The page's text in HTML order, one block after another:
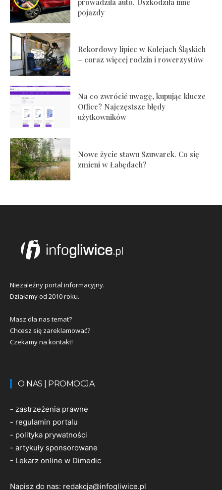
prowadziła auto. Uszkodziła inne
pojazdy
Rekordowy lipiec w Kolejach Śląskich
– coraz więcej rodzin i rowerzystów
Na co zwrócić uwagę, kupując klucze
Office? Najczęstsze błędy
użytkowników
Nowe życie stawu Szuwarek. Co się
zmieni w Łabędach?
Niezależny portal informacyjny.
Działamy od 2010 roku.
Masz dla nas temat?
Chcesz się zareklamować?
Czekamy na kontakt!
O NAS | PROMOCJA
- zastrzeżenia prawne
- regulamin portalu
- polityka prywatności
- artykuły sponsorowane
- Lekarz online w Dimedic
Napisz do nas: redakcja@infogliwice.pl